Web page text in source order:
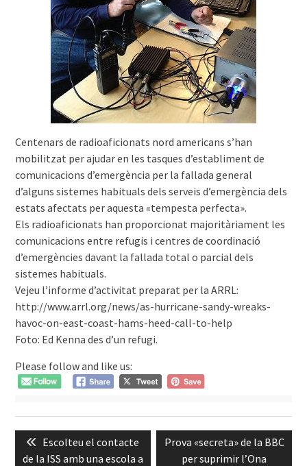
Centenars de radioaficionats nord americans s’han
mobilitzat per ajudar en les tasques d’establiment de
comunicacions d’emergència per la fallada general
d’alguns sistemes habituals dels serveis d’emergència dels
estats afectats per aquesta «tempesta perfecta».
Els radioaficionats han proporcionat majoritàriament les
comunicacions entre refugis i centres de coordinació
d’emergències davant la fallada total o parcial dels
sistemes habituals.
Vejeu l’informe d’activitat preparat per la ARRL:
http://www.arrl.org/news/as-hurricane-sandy-wreaks-
havoc-on-east-coast-hams-heed-call-to-help
Foto: Ed Kenna des d’un refugi.
Please follow and like us:
d'entrades
Previous
post:
Escolteu el contacte
de la ISS amb una escola a
Next
post:
Prova «secreta» de la BBC
per suprimir l’Ona